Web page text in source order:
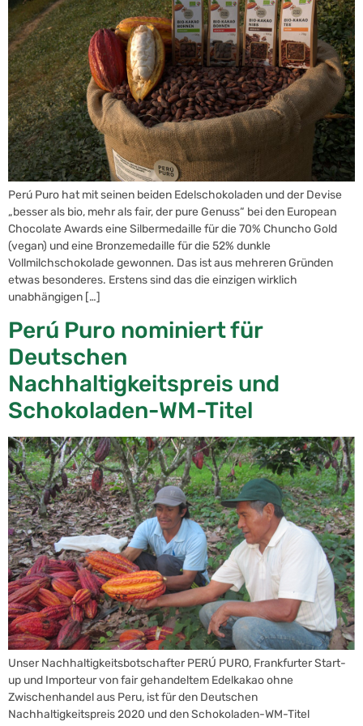
Perú Puro hat mit seinen beiden Edelschokoladen und der Devise
„besser als bio, mehr als fair, der pure Genuss“ bei den European
Chocolate Awards eine Silbermedaille für die 70% Chuncho Gold
(vegan) und eine Bronzemedaille für die 52% dunkle
Vollmilchschokolade gewonnen. Das ist aus mehreren Gründen
etwas besonderes. Erstens sind das die einzigen wirklich
unabhängigen […]
Perú Puro nominiert für
Deutschen
Nachhaltigkeitspreis und
Schokoladen-WM-Titel
Unser Nachhaltigkeitsbotschafter PERÚ PURO, Frankfurter Start-
up und Importeur von fair gehandeltem Edelkakao ohne
Zwischenhandel aus Peru, ist für den Deutschen
Nachhaltigkeitspreis 2020 und den Schokoladen-WM-Titel